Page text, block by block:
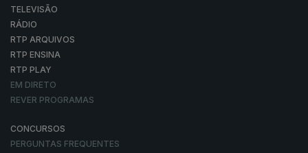
TELEVISÃO
RÁDIO
RTP ARQUIVOS
RTP ENSINA
RTP PLAY
EM DIRETO
REVER PROGRAMAS
CONCURSOS
PERGUNTAS FREQUENTES